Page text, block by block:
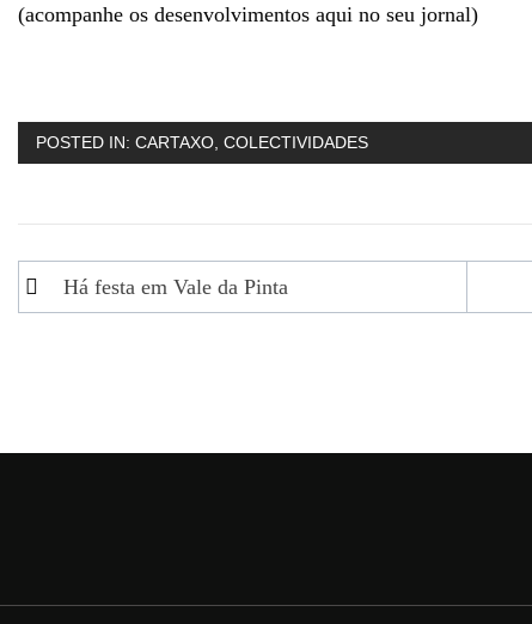
(acompanhe os desenvolvimentos aqui no seu jornal)
POSTED IN:CARTAXO ,COLECTIVIDADES
Navegação
de
Há festa em Vale da Pinta